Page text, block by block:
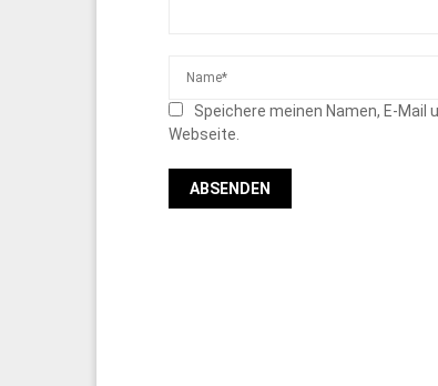
Speichere meinen Namen, E-
Webseite.